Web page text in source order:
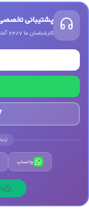
پشتیبانی
کارشناسان ما 24/7 آماده پاسخگویی به سوالات و دریافت نسخه‌های شما هستند
واتساپ